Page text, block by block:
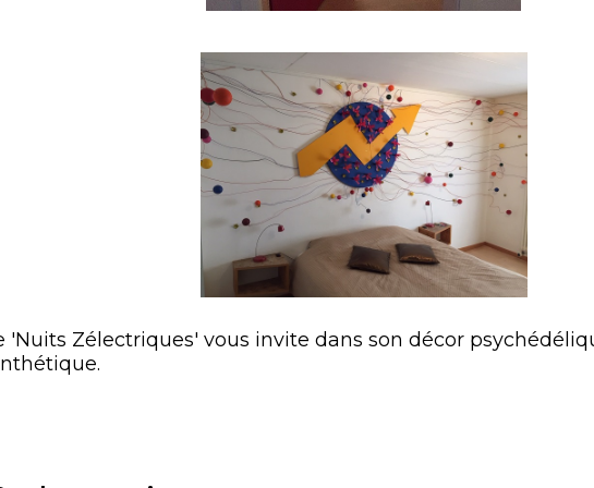
'Nuits Zélectriques' vous invite dans son décor